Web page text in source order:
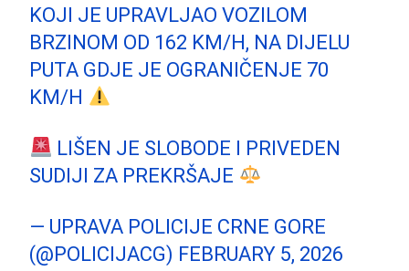
KOJI JE UPRAVLJAO VOZILOM
BRZINOM OD 162 KM/H, NA DIJELU
PUTA GDJE JE OGRANIČENJE 70
KM/H
LIŠEN JE SLOBODE I PRIVEDEN
SUDIJI ZA PREKRŠAJE
— UPRAVA POLICIJE CRNE GORE
(@POLICIJACG) FEBRUARY 5, 2026